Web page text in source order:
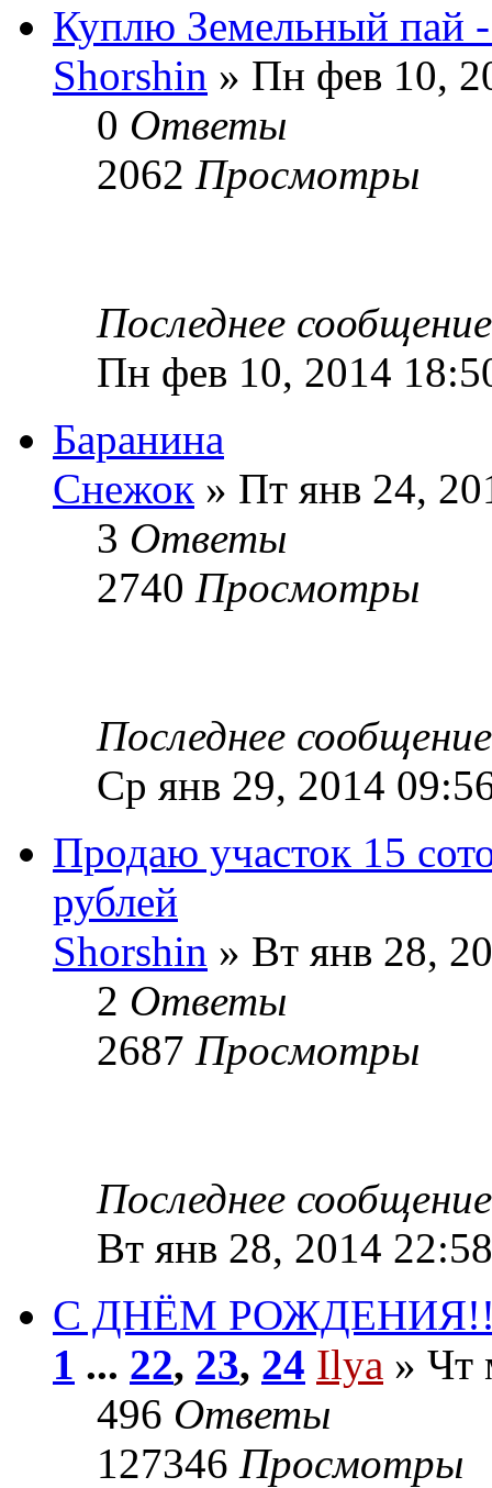
Куплю Земельный пай -
Shorshin » Пн фев 10,
0 Ответы
2062 Просмотры
Последнее
Пн фев 10, 2014
Баранина
Снежок » Пт янв 24,
3 Ответы
2740 Просмотры
Последнее
Ср янв 29, 2014
Продаю участок 15
рублей
Shorshin » Вт янв 28,
2 Ответы
2687 Просмотры
Последнее
Вт янв 28, 2014 22:58
С ДНЁМ
1 ... 22, 23, 24 Ilya » Чт
496 Ответы
127346 Просмотры